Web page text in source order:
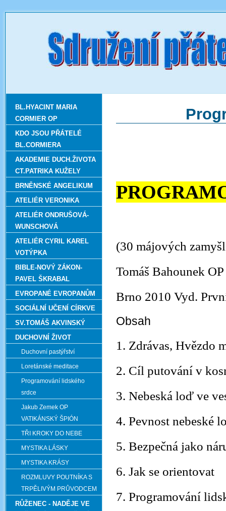
(30 májových
Tomáš Bahounek OP
Brno 2010 Vyd.
Obsah
1. Zdrávas, Hvězdo
2. Cíl putování v
3. Nebeská loď ve
4. Pevnost nebeské
5. Bezpečná jako
6. Jak se orientovat
7. Programování
BL.HYACINT MARIA
CORMIER OP
KDO JSOU PŘÁTELÉ
BL.CORMIERA
AKADEMIE DUCH.ŽIVOTA
CT.PATRIKA KUŽELY
BRNĚNSKÉ ANGELIKUM
ATELIÉR VERONIKA
ATELIÉR ONDRUŠOVÁ-
WUNSCHOVÁ
ATELIÉR CYRIL KAREL
VOTÝPKA
BIBLE-NOVÝ ZÁKON-
PAVEL ŠKRABAL
EVROPANÉ EVROPANŮM
SOCIÁLNÍ UČENÍ CÍRKVE
SV.TOMÁŠ AKVINSKÝ
DUCHOVNÍ ŽIVOT
Duchovní pastýřství
Loretánské meditace
Programování lidského
srdce
Jakub Zemek OP
VATIKÁNSKÝ ŠPIÓN
TŘI KROKY DO NEBE
MYSTIKA LÁSKY
MYSTIKA KRÁSY
ROZMLUVY POUTNÍKA S
TRPĚLIVÝM PRŮVODCEM
RŮŽENEC - NADĚJE VE